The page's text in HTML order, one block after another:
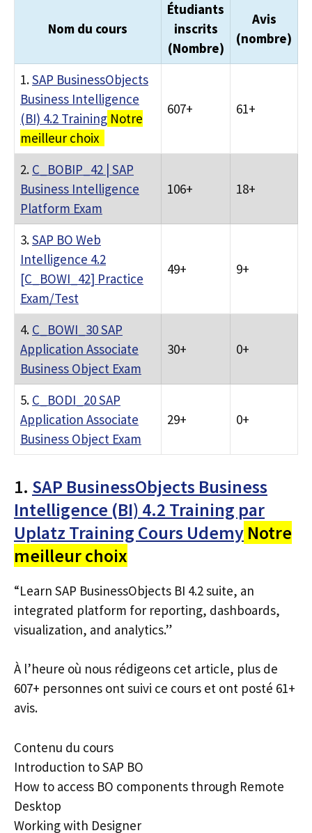
Nom du cours
Étudiants
inscrits
(Nombre)
Avis
(nombre)
1.SAP BusinessObjects
Business Intelligence
(BI) 4.2 Training Notre
meilleur choix
607+ 61+
2. C_BOBIP_42 | SAP
Business Intelligence
Platform Exam
106+ 18+
3.SAP BO Web
Intelligence 4.2
[C_BOWI_42] Practice
Exam/Test
49+ 9+
4. C_BOWI_30 SAP
Application Associate
Business Object Exam
30+ 0+
5. C_BODI_20 SAP
Application Associate
Business Object Exam
29+ 0+
1. SAP BusinessObjects Business
Intelligence (BI) 4.2 Training par
Uplatz Training Cours Udemy Notre
meilleur choix
“Learn SAP BusinessObjects BI 4.2 suite, an
integrated platform for reporting, dashboards,
visualization, and analytics.”
À l’heure où nous rédigeons cet article, plus de
607+ personnes ont suivi ce cours et ont posté 61+
avis.
Contenu du cours
Introduction to SAP BO
How to access BO components through Remote
Desktop
Working with Designer